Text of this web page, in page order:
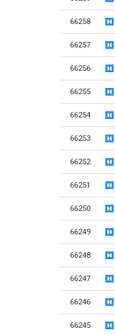
66258
66257
66256
66255
66254
66253
66252
66251
66250
66249
66248
66247
66246
66245